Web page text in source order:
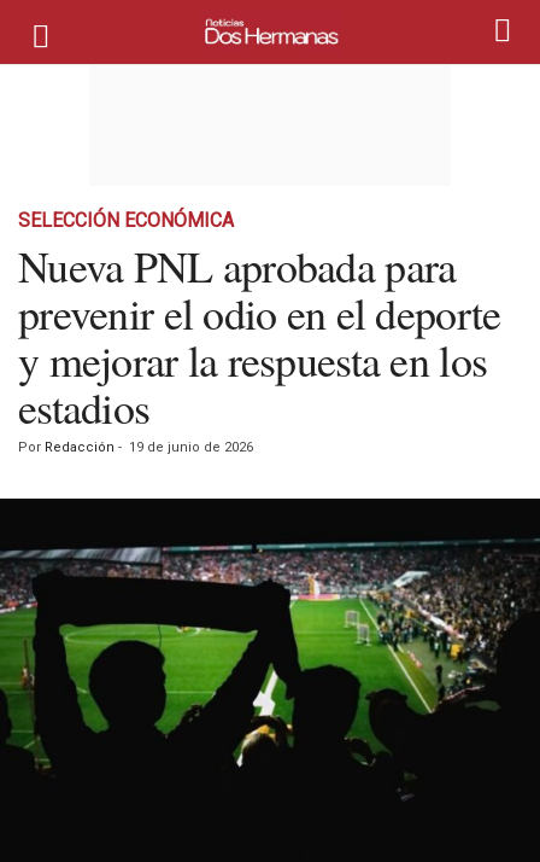
SELECCIÓN ECONÓMICA
Nueva PNL aprobada para
prevenir el odio en el deporte
y mejorar la respuesta en los
estadios
Por Redacción - 19 de junio de 2026